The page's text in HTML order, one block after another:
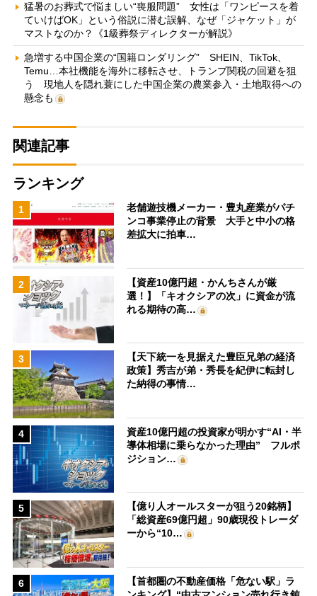
猛暑のお葬式で悩ましい“喪服問題” 女性は「ワンピースを着
ていけばOK」という俗説に潜む誤解、なぜ「ジャケット」が
マストなのか？《1級葬祭ディレクターが解説》
急増する中国企業の“国籍ロンダリング” SHEIN、TikTok、
Temu…本社機能を海外に移転させ、トランプ関税の回避を狙
う 現地人を隠れ蓑にした中国企業の農業参入・土地取得への
懸念も
関連記事
ランキング
1
老舗遊技機メーカー・豊丸産業がパチ
ンコ事業停止の背景 大手と中小の格
差拡大に拍車…
2
【資産10億円超・かんちさんが厳
選！】「キオクシアの次」に資金が流
れる期待の高…
3
【天下統一を見据えた豊臣兄弟の経済
政策】秀吉が弟・秀長を紀伊に転封し
た納得の事情…
4
資産10億円超の投資家が明かす“AI・半
導体相場に乗らなかった理由” フルポ
ジション…
5
【億り人オールスターが狙う20銘柄】
「総資産69億円超」90歳現役トレーダ
ーから“10…
6
【首都圏の不動産価格「危ない駅」ラ